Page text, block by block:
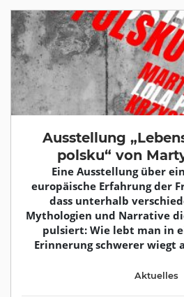
Ausstellung
polsku“ von
Eine Ausstellung über
europäische Erfahrung der
dass unterhalb
Mythologien und Narrative
pulsiert: Wie lebt man in
Erinnerung schwerer wiegt
Aktuelles